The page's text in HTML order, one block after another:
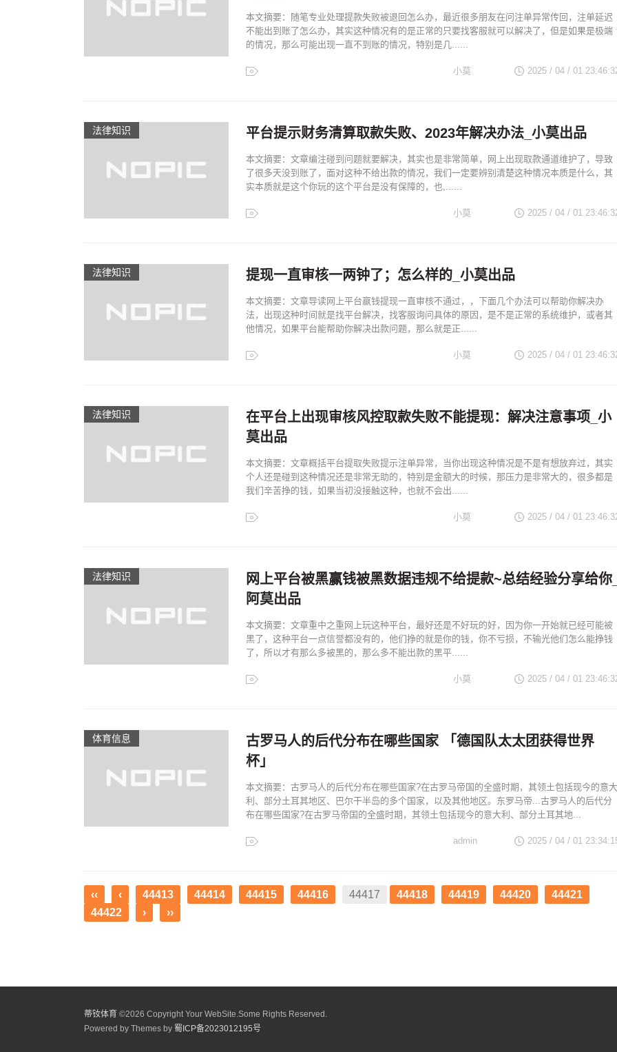
本文摘要：随笔专业处理提款失败被退回怎么办，最近很多朋友在问注单异常传回，注单延迟
不能出到账了怎么办，其实这种情况有的是正常的只要找客服就可以解决了，但是如果是极端
的情况，那么可能出现一直不到账的情况，特别是几......
2025 / 04 / 01
小莫
法律知识 平台提示财务清算取款失败、2023年解决办法_小莫出品
本文摘要：文章编注碰到问题就要解决，其实也是非常简单，网上出现取款通道维护了，导致
了很多天没到账了，面对这种不给出款的情况，我们一定要辨别清楚这种情况本质是什么，其
实本质就是这个你玩的这个平台是没有保障的，也,......
2025 / 04 / 01
小莫
法律知识 提现一直审核一两钟了；怎么样的_小莫出品
本文摘要：文章导读网上平台嬴钱提现一直审核不通过，，下面几个办法可以帮助你解决办
法，出现这种时间就是找平台解决，找客服询问具体的原因，是不是正常的系统维护，或者其
他情况，如果平台能帮助你解决出款问题，那么就是正......
2025 / 04 / 01
小莫
法律知识
在平台上出现审核风控取款失败不能提现：解决注意事项_小
莫出品
本文摘要：文章概括平台提取失败提示注单异常，当你出现这种情况是不是有想放弃过，其实
个人还是碰到这种情况还是非常无助的，特别是金额大的时候，那压力是非常大的，很多都是
我们辛苦挣的钱，如果当初没接触这种，也就不会出......
2025 / 04 / 01
小莫
法律知识
网上平台被黑赢钱被黑数据违规不给提款~总结经验分享给你
阿莫出品
本文摘要：文章重中之重网上玩这种平台，最好还是不好玩的好，因为你一开始就已经可能被
黑了，这种平台一点信誉都没有的，他们挣的就是你的钱，你不亏损，不输光他们怎么能挣钱
了，所以才有那么多被黑的，那么多不能出款的黑平......
2025 / 04 / 01
小莫
体育信息
古罗马人的后代分布在哪些国家 「德国队太太团获得世界
杯」
本文摘要：古罗马人的后代分布在哪些国家?在古罗马帝国的全盛时期，其领土包括现今的意大
利、部分土耳其地区、巴尔干半岛的多个国家，以及其他地区。东罗马帝...古罗马人的后代分
布在哪些国家?在古罗马帝国的全盛时期，其领土包括现今的意大利、部分土耳其地...
2025 / 04 / 01
admin
‹‹ ‹ 44413 44414 44415 44416 44417 44418 44419 44420
44421
44422
› ››
蒂钕体育 ©2026 Copyright Your WebSite.Some Rights Reserved.
Powered by Themes by 蜀ICP备2023012195号